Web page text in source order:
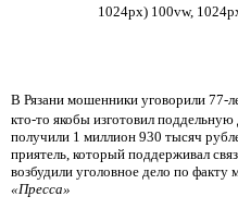
1024px) 100vw,
В Рязани мошенники уговорили 77-
кто-то якобы изготовил
получили 1 миллион 930 тысяч
приятель, который поддерживал
возбудили уголовное дело по
«Пресса»